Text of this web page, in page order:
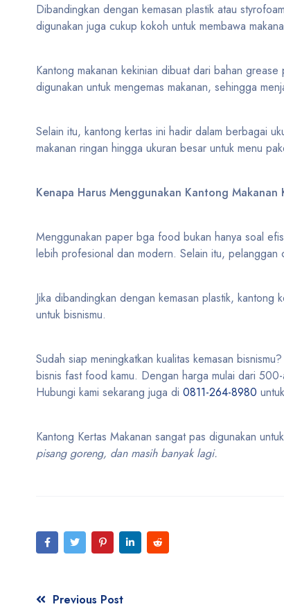
Dibandingkan dengan kemasan plastik atau
digunakan juga cukup kokoh untuk membawa
Kantong makanan kekinian dibuat dari bahan
digunakan untuk mengemas makanan, sehingga
Selain itu, kantong kertas ini hadir dalam berbagai
makanan ringan hingga ukuran besar untuk menu
Kenapa Harus Menggunakan Kantong Makanan
Menggunakan paper bga food bukan hanya soal
lebih profesional dan modern. Selain itu, pelanggan
Jika dibandingkan dengan kemasan plastik, kantong
untuk bisnismu.
Sudah siap meningkatkan kualitas kemasan
bisnis fast food kamu. Dengan harga mulai dari
Hubungi kami sekarang juga di 0811-264-8980
Kantong Kertas Makanan sangat pas digunakan
pisang goreng, dan masih banyak lagi.
Previous Post